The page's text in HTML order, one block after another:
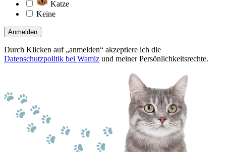
Katze
Keine
Anmelden
Durch Klicken auf „anmelden“ akzeptiere ich die
Datenschutzpolitik bei Wamiz und meiner Persönlichkeitsrechte.